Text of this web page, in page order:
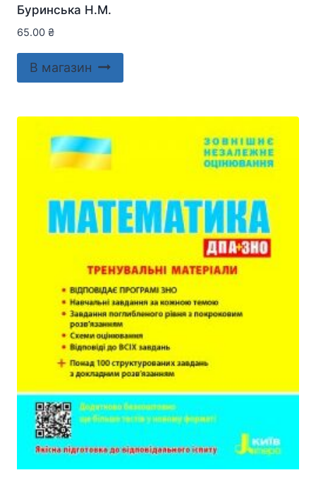
Буринська Н.М.
65.00 ₴
В магазин